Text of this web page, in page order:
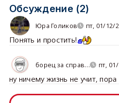
Обсуждение (2)
Юра Голиков пт, 01/12/
Понять и простить!
борец за справ… пт,
ну ничему жизнь не учит,